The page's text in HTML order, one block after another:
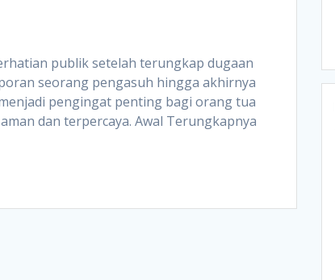
publik setelah terungkap dugaan
seorang pengasuh hingga akhirnya
pengingat penting bagi orang tua
dan terpercaya. Awal Terungkapnya